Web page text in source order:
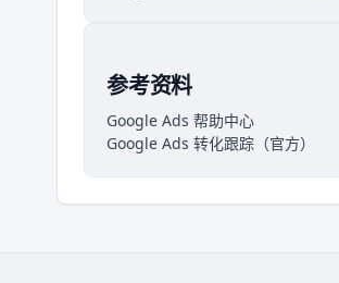
参考资料
Google Ads 帮助中心
Google Ads 转化跟踪（官方）